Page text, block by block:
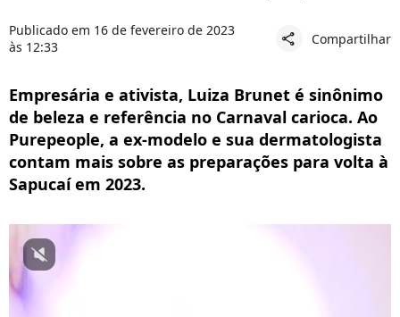
Publicado em 16 de fevereiro de 2023
às 12:33
share Compartilhar
Empresária e ativista, Luiza Brunet é sinônimo
de beleza e referência no Carnaval carioca. Ao
Purepeople, a ex-modelo e sua dermatologista
contam mais sobre as preparações para volta à
Sapucaí em 2023.